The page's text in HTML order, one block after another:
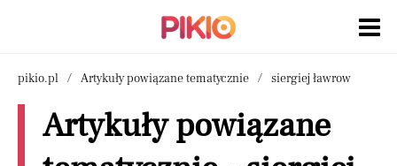
pikio.pl Artykuły powiązane tematycznie siergiej ławrow
Artykuły powiązane